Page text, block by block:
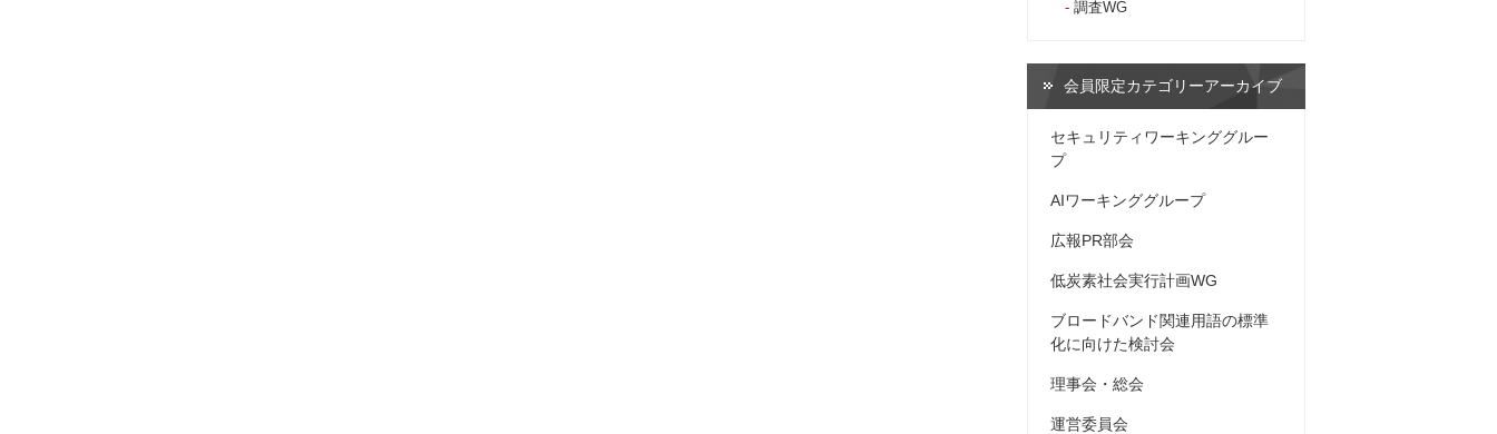
調査WG
会員限定カテゴリーアーカイブ
セキュリティワーキンググルー
プ
AIワーキンググループ
広報PR部会
低炭素社会実行計画WG
ブロードバンド関連用語の標準
化に向けた検討会
理事会・総会
運営委員会